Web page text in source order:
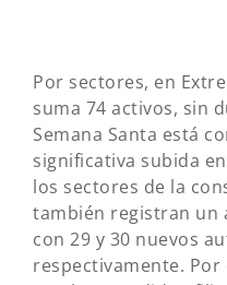
Por sectores, en
suma 74 activos, sin
Semana Santa está
significativa subida
los sectores de la
también registran un
con 29 y 30 nuevos
respectivamente.